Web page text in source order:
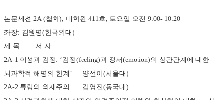
논문세션 2A (철학), 대학원 411호, 토요일 오전 9:00- 10:20
좌장: 김원명(한국외대)
제 목	저 자
2A-1	이성과 감정: ‘감정(feeling)과 정서(emotion)의 상관관계에 대한
뇌과학적 해명의 한계’	양선이(서울대)
2A-2	튜링의 외재주의	김영진(동국대)